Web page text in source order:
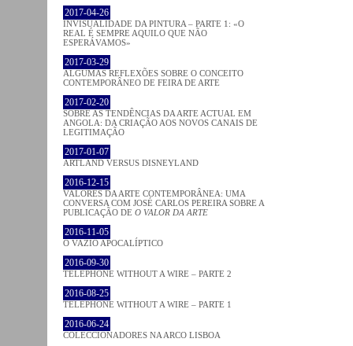
2017-04-26
INVISUALIDADE DA PINTURA – PARTE 1: «O
REAL É SEMPRE AQUILO QUE NÃO
ESPERÁVAMOS»
2017-03-29
ALGUMAS REFLEXÕES SOBRE O CONCEITO
CONTEMPORÂNEO DE FEIRA DE ARTE
2017-02-20
SOBRE AS TENDÊNCIAS DA ARTE ACTUAL EM
ANGOLA: DA CRIAÇÃO AOS NOVOS CANAIS DE
LEGITIMAÇÃO
2017-01-07
ARTLAND VERSUS DISNEYLAND
2016-12-15
VALORES DA ARTE CONTEMPORÂNEA: UMA
CONVERSA COM JOSÉ CARLOS PEREIRA SOBRE A
PUBLICAÇÃO DE O VALOR DA ARTE
2016-11-05
O VAZIO APOCALÍPTICO
2016-09-30
TELEPHONE WITHOUT A WIRE – PARTE 2
2016-08-25
TELEPHONE WITHOUT A WIRE – PARTE 1
2016-06-24
COLECCIONADORES NA ARCO LISBOA